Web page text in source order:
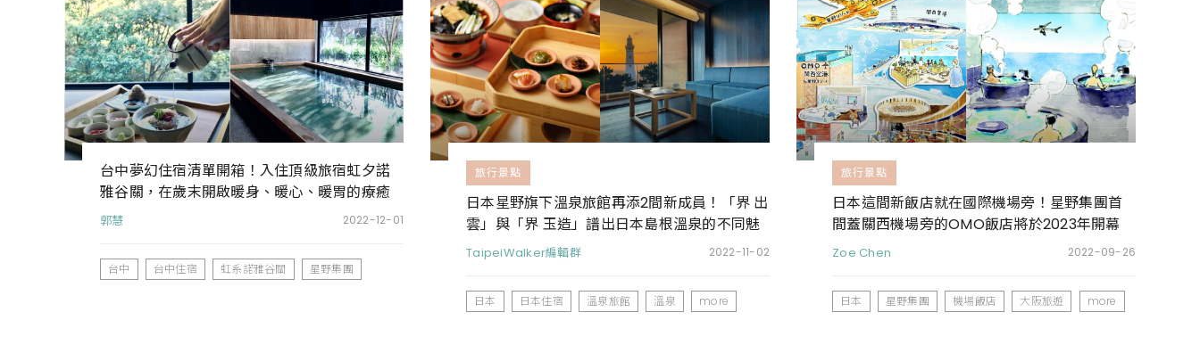
台中夢幻住宿清單開箱！入住頂級旅宿虹夕諾
雅谷關，在歲末開啟暖身、暖心、暖胃的療癒
之旅
郭慧 2022-12-01
台中 台中住宿 虹系諾雅谷關 星野集團
旅行景點
日本星野旗下溫泉旅館再添2間新成員！「界 出
雲」與「界 玉造」譜出日本島根溫泉的不同魅
力
TaipeiWalker編輯群 2022-11-02
日本 日本住宿 溫泉旅館 溫泉 more
旅行景點
日本這間新飯店就在國際機場旁！星野集團首
間蓋關西機場旁的OMO飯店將於2023年開幕
Zoe Chen 2022-09-26
日本 星野集團 機場飯店 大阪旅遊 more